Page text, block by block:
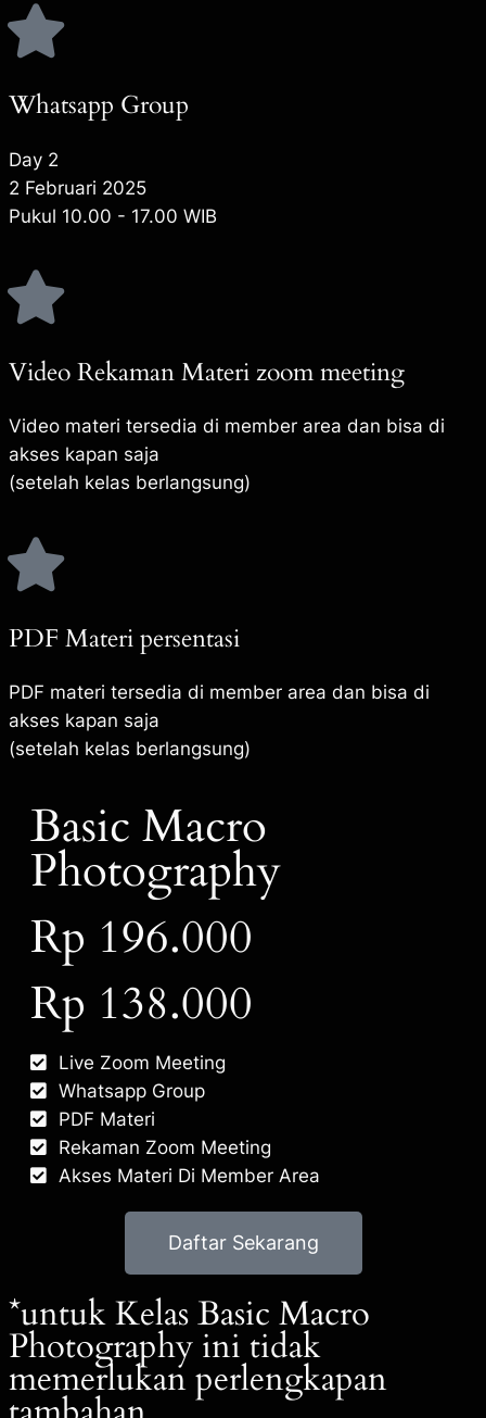
Whatsapp Group
Day 2
2 Februari 2025
Pukul 10.00 - 17.00 WIB
Video Rekaman Materi zoom meeting
Video materi tersedia di member area dan bisa di
akses kapan saja
(setelah kelas berlangsung)
PDF Materi persentasi
PDF materi tersedia di member area dan bisa di
akses kapan saja
(setelah kelas berlangsung)
Basic Macro
Photography
Rp 196.000
Rp 138.000
Live Zoom Meeting
Whatsapp Group
PDF Materi
Rekaman Zoom Meeting
Akses Materi Di Member Area
Daftar Sekarang
*untuk Kelas Basic Macro
Photography ini tidak
memerlukan perlengkapan